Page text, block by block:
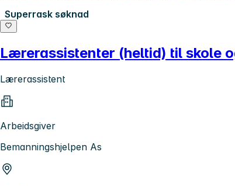
Superrask søknad
Lærerassistenter (heltid) til skole
Lærerassistent
Arbeidsgiver
Bemanningshjelpen As